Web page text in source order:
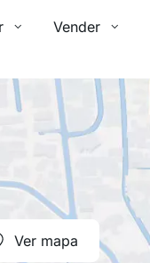
Vender
Ver mapa